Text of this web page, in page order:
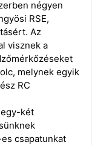
négyen
RSE,
Az
visznek a
melynek egyik
RC
két
csapatunkat